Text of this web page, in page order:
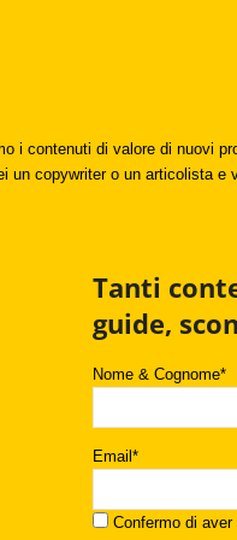
i contenuti di valore di nuovi
un copywriter o un articolista e
Tanti
guide,
Nome & Cognome*
Email*
Confermo di aver